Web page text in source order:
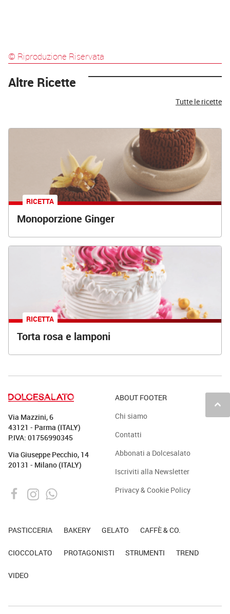
© Riproduzione Riservata
Altre Ricette
Tutte le ricette
RICETTA
Monoporzione Ginger
RICETTA
Torta rosa e lamponi
keyboard_arrow_up
Via Mazzini, 6
43121 - Parma (ITALY)
P.IVA: 01756990345
Via Giuseppe Pecchio, 14
20131 - Milano (ITALY)
ABOUT FOOTER
Chi siamo
Contatti
Abbonati a Dolcesalato
Iscriviti alla Newsletter
Privacy & Cookie Policy
PASTICCERIA BAKERY GELATO CAFFÈ & CO.
CIOCCOLATO PROTAGONISTI STRUMENTI TREND
VIDEO